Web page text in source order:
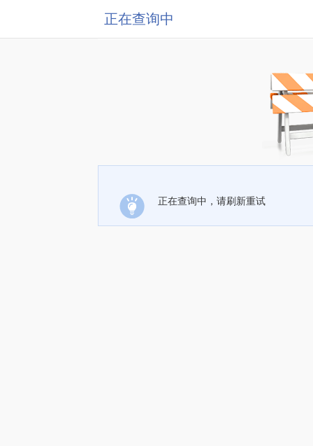
正在查询中
正在查询中，请刷新重试